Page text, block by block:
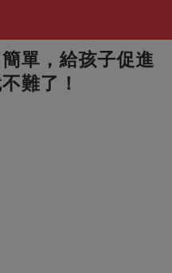
單，給孩子促進
難了！